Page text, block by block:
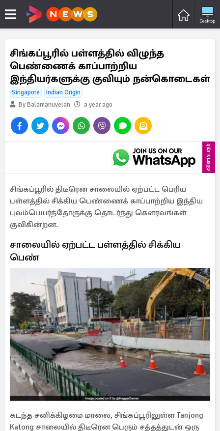
Desktop
சிங்கப்பூரில் பள்ளத்தில் விழுந்த
பெண்ணைக் காப்பாற்றிய
இந்தியர்களுக்கு குவியும் நன்கொடைகள்
Singapore
Indian Origin
By Balamanuvelan
a year ago
விளம்பரம்
சிங்கப்பூரில் திடீரென சாலையில் ஏற்பட்ட பெரிய
பள்ளத்தில் சிக்கிய பெண்ணைக் காப்பாற்றிய இந்திய
புலம்பெயர்ந்தோருக்கு தொடர்ந்து கௌரவங்கள்
குவிகின்றன.
சாலையில் ஏற்பட்ட பள்ளத்தில் சிக்கிய
பெண்
கடந்த சனிக்கிழமை மாலை, சிங்கப்பூரிலுள்ள Tanjong
Katong சாலையில் திடீரென பெரும் சத்தத்துடன் ஒரு